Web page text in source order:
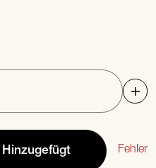
Hinzugefügt Fehler